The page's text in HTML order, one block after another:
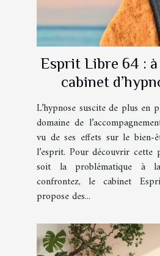
Esprit Libre 64 :
cabinet
accompagne au
L’hypnose suscite de plus en
domaine de
vu de ses effets sur le
l’esprit. Pour découvrir cette
soit la problématique à
confrontez, le cabinet
propose des...